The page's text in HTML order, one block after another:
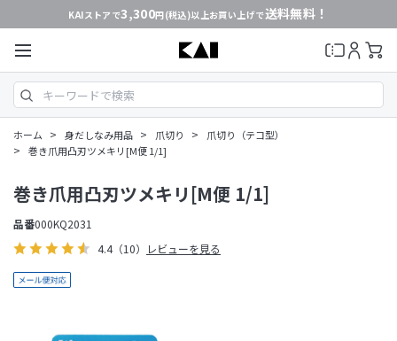
KAIストアで3,300円(税込)以上お買い上げで送料無料！
ホーム > 身だしなみ用品 > 爪切り > 爪切り（テコ型）
> 巻き爪用凸刃ツメキリ[M便 1/1]
4.4（10） レビューを見る
巻き爪用凸刃ツメキリ[M便 1/1]
品番000KQ2031